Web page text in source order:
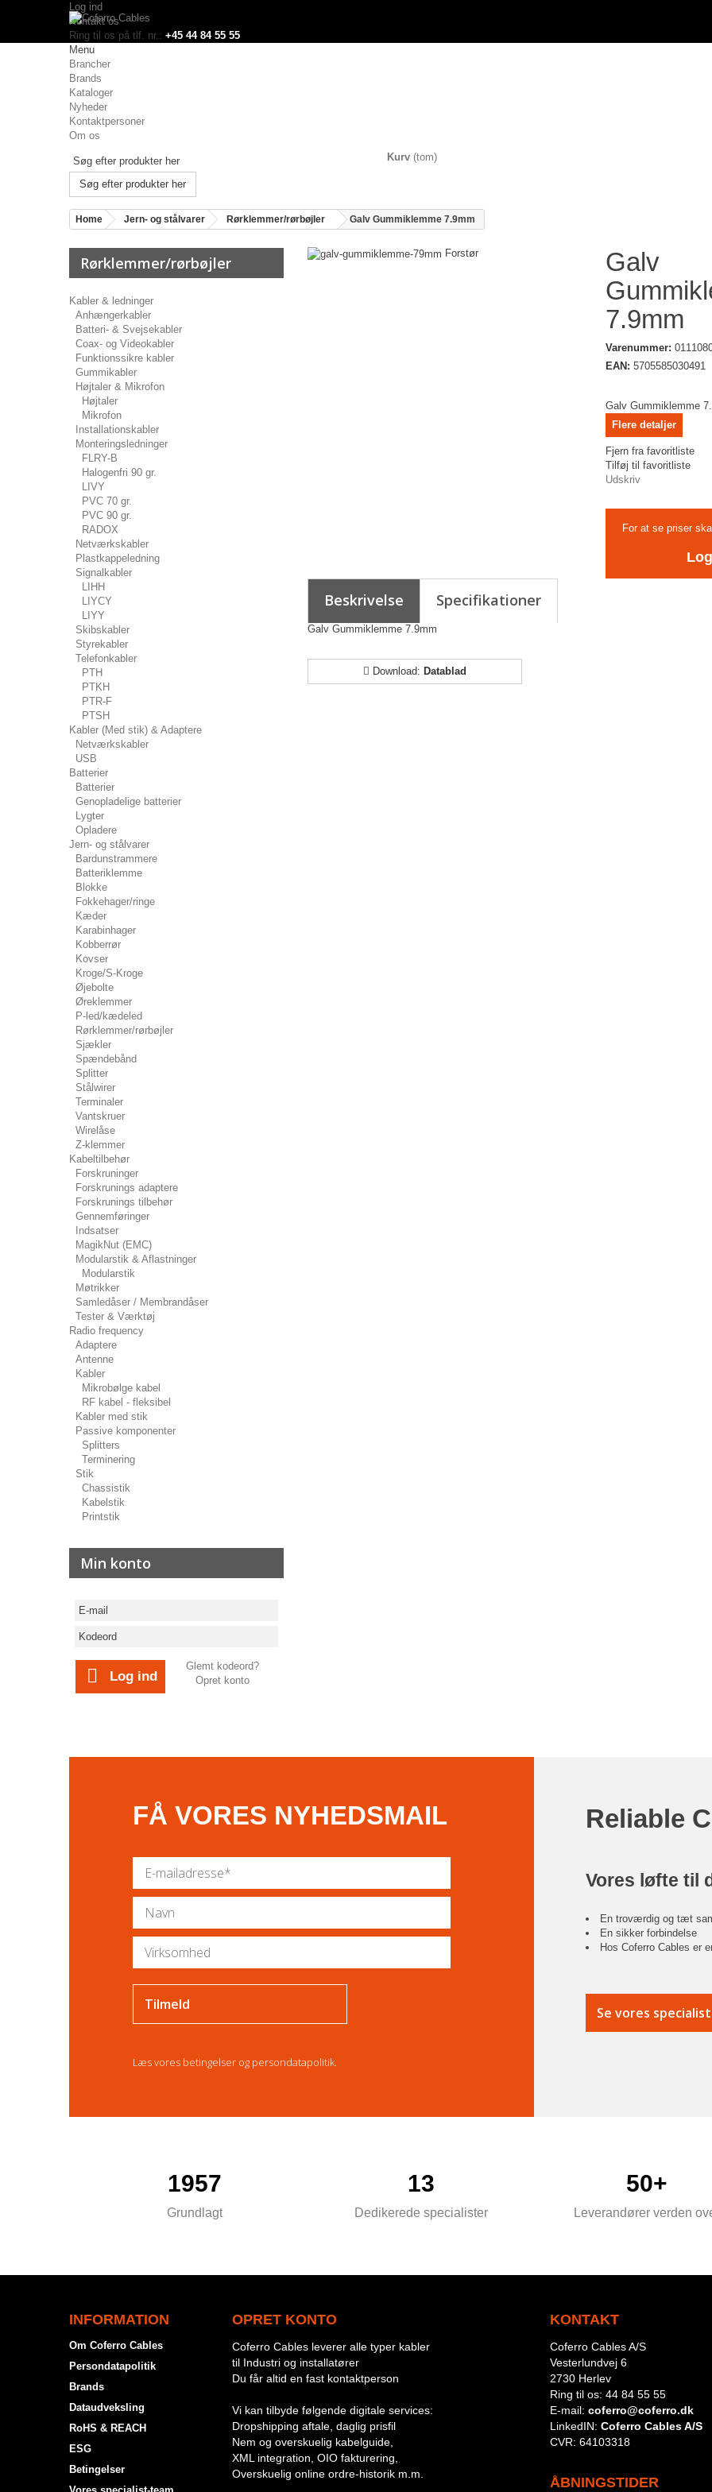
Log ind
Kontakt os
Ring til os på tlf. nr.: +45 44 84 55 55
Menu
Brancher
Brands
Kataloger
Nyheder
Kontaktpersoner
Om os
Søg efter produkter her
Kurv (tom)
Home Jern- og stålvarer Rørklemmer/rørbøjler Galv Gummiklemme 7.9mm
Rørklemmer/rørbøjler
Kabler & ledninger
Anhængerkabler
Batteri- & Svejsekabler
Coax- og Videokabler
Funktionssikre kabler
Gummikabler
Højtaler & Mikrofon
Højtaler
Mikrofon
Installationskabler
Monteringsledninger
FLRY-B
Halogenfri 90 gr.
LIVY
PVC 70 gr.
PVC 90 gr.
RADOX
Netværkskabler
Plastkappeledning
Signalkabler
LIHH
LIYCY
LIYY
Skibskabler
Styrekabler
Telefonkabler
PTH
PTKH
PTR-F
PTSH
Kabler (Med stik) & Adaptere
Netværkskabler
USB
Batterier
Batterier
Genopladelige batterier
Lygter
Opladere
Jern- og stålvarer
Bardunstrammere
Batteriklemme
Blokke
Fokkehager/ringe
Kæder
Karabinhager
Kobberrør
Kovser
Kroge/S-Kroge
Øjebolte
Øreklemmer
P-led/kædeled
Rørklemmer/rørbøjler
Sjækler
Spændebånd
Splitter
Stålwirer
Terminaler
Vantskruer
Wirelåse
Z-klemmer
Kabeltilbehør
Forskruninger
Forskrunings adaptere
Forskrunings tilbehør
Gennemføringer
Indsatser
MagikNut (EMC)
Modularstik & Aflastninger
Modularstik
Møtrikker
Samledåser / Membrandåser
Tester & Værktøj
Radio frequency
Adaptere
Antenne
Kabler
Mikrobølge kabel
RF kabel - fleksibel
Kabler med stik
Passive komponenter
Splitters
Terminering
Stik
Chassistik
Kabelstik
Printstik
Min konto
Log ind
Glemt kodeord?
Opret konto
Forstør
Galv
7.9mm
Varenummer:
EAN: 5705585030491
Galv Gummiklemme
Flere detaljer
Fjern fra favoritliste
Tilføj til favoritliste
Udskriv
For at se priser
Beskrivelse Specifikationer
Galv Gummiklemme 7.9mm
Download: Datablad
FÅ VORES NYHEDSMAIL
Læs vores betingelser og persondatapolitik.
Reliable
Vores løfte til
En troværdig og tæt
En sikker forbindelse
Hos Coferro Cables er
1957
Grundlagt
13
Dedikerede specialister
50+
Leverandører verden
INFORMATION
Om Coferro Cables
Persondatapolitik
Brands
Dataudveksling
RoHS & REACH
ESG
Betingelser
OPRET KONTO
Coferro Cables leverer alle typer kabler
til Industri og installatører
Du får altid en fast kontaktperson
Vi kan tilbyde følgende digitale services:
Dropshipping aftale, daglig prisfil
Nem og overskuelig kabelguide,
XML integration, OIO fakturering,
Overskuelig online ordre-historik m.m.
KONTAKT
Coferro Cables A/S
Vesterlundvej 6
2730 Herlev
Ring til os: 44 84 55 55
E-mail: coferro@coferro.dk
LinkedIN: Coferro Cables A/S
CVR: 64103318
ÅBNINGSTIDER